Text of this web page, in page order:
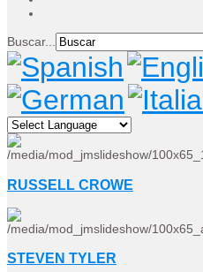
Buscar...
RUSSELL CROWE
STEVEN TYLER